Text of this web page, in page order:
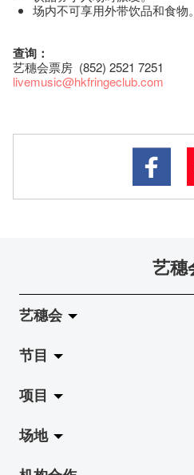
场内不可享用外带饮品和食物。
查询：
艺穗会票房 (852) 2521 7251
livemusic@hkfringeclub.com
艺穗
艺穗会
关于艺穗会
艺穗会的演化
使命与宗旨
节目
拉阔
展览
项目
Jazz-Go-Central, Jazz-Go-Fringe
场地